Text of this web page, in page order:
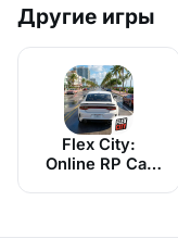
Другие игры
Flex City:
Online RP Car